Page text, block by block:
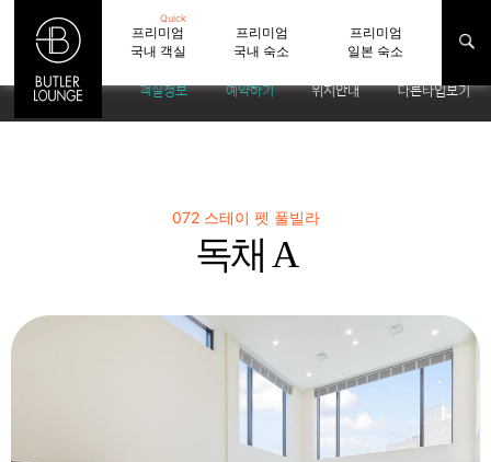
프리미엄
국내 객실
Quick
프리미엄
국내 숙소
프리미엄
일본 숙소
객실정보 예약하기 위치안내 다른타입보기
072 스테이 펫 풀빌라
독채 A